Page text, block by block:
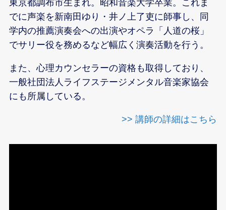
東京都調布市生まれ。昭和音楽大学卒業。これま
でに声楽を新南田ゆり・井ノ上了吏に師事し、同
学内の推薦演奏会への出演やオペラ「人道の桜」
でサリー役を務めるなど幅広く演奏活動を行う。
また、心理カウンセラーの資格も取得しており、
一般社団法人ライフステージメンタル音楽家協会
にも所属している。
>> 講師の詳細はこちら